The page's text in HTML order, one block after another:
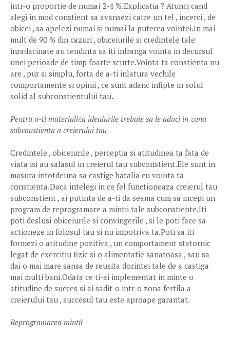
intr-o proportie de numai 2-4 %.Explicatia ? Atunci cand
alegi in mod constient sa avansezi catre un tel , incerci , de
obicei , sa apelezi numai si numai la puterea vointei.In mai
mult de 90 % din cazuri , obiceiurile si credintele tale
inradacinate au tendinta sa iti infranga vointa in decursul
unei perioade de timp foarte scurte.Vointa ta constienta nu
are , pur si simplu, forta de a-ti inlatura vechile
comportamente si opinii , ce sunt adanc infipte in solul
solid al subconstientului tau.
Pentru a-ti materializa idealurile trebuie sa le aduci in zona
subconstienta a creierului tau
Credintele , obiceiurile , perceptia si atitudinea ta fata de
viata isi au salasul in creierul tau subconstient.Ele sunt in
masura intotdeuna sa castige batalia cu vointa ta
constienta.Daca intelegi in ce fel functioneaza creierul tau
subconstient , ai putinta de a-ti da seama cum sa incepi un
program de reprogramare a mintii tale subconstiente.Iti
poti deslusi obiceiurile si convingerile , si le poti face sa
actioneze in folosul tau si nu impotriva ta.Poti sa iti
formezi o atitudine pozitiva , un comportament statornic
legat de exercitiu fizic si o alimentatie sanatoasa , sau sa
dai o mai mare sansa de reusita dorintei tale de a castiga
mai multi bani.Odata ce ti-ai implementat in minte o
atitudine de succes si ai sadit-o intr-o zona fertila a
creierului tau , succesul tau este aproape garantat.
Reprogramarea mintii